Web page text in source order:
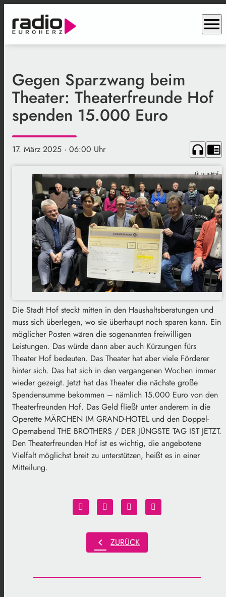
menu
Gegen Sparzwang beim
Theater: Theaterfreunde Hof
spenden 15.000 Euro
17. März 2025 · 06:00 Uhr headphones chrome_reader_mode
Theater Hof
Die Stadt Hof steckt mitten in den Haushaltsberatungen und
muss sich überlegen, wo sie überhaupt noch sparen kann. Ein
möglicher Posten wären die sogenannten freiwilligen
Leistungen. Das würde dann aber auch Kürzungen fürs
Theater Hof bedeuten. Das Theater hat aber viele Förderer
hinter sich. Das hat sich in den vergangenen Wochen immer
wieder gezeigt. Jetzt hat das Theater die nächste große
Spendensumme bekommen – nämlich 15.000 Euro von den
Theaterfreunden Hof. Das Geld fließt unter anderem in die
Operette MÄRCHEN IM GRAND-HOTEL und den Doppel-
Opernabend THE BROTHERS / DER JÜNGSTE TAG IST JETZT.
Den Theaterfreunden Hof ist es wichtig, die angebotene
Vielfalt möglichst breit zu unterstützen, heißt es in einer
Mitteilung.
chevron_left ZURÜCK